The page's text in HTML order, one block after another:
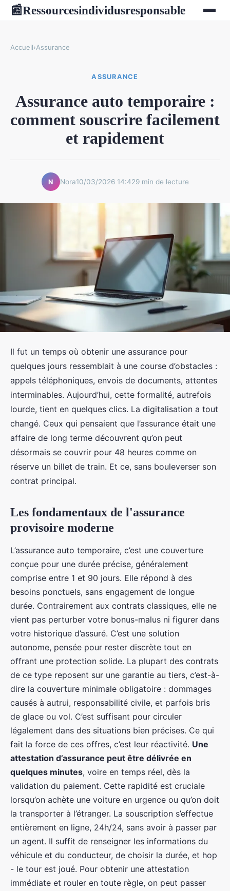
📰Ressourcesindividusresponsable
Accueil›Assurance
ASSURANCE
Assurance auto temporaire :
comment souscrire facilement
et rapidement
N Nora10/03/2026 14:429 min de lecture
Il fut un temps où obtenir une assurance pour
quelques jours ressemblait à une course d’obstacles :
appels téléphoniques, envois de documents, attentes
interminables. Aujourd’hui, cette formalité, autrefois
lourde, tient en quelques clics. La digitalisation a tout
changé. Ceux qui pensaient que l’assurance était une
affaire de long terme découvrent qu’on peut
désormais se couvrir pour 48 heures comme on
réserve un billet de train. Et ce, sans bouleverser son
contrat principal.
Les fondamentaux de l'assurance
provisoire moderne
L’assurance auto temporaire, c’est une couverture
conçue pour une durée précise, généralement
comprise entre 1 et 90 jours. Elle répond à des
besoins ponctuels, sans engagement de longue
durée. Contrairement aux contrats classiques, elle ne
vient pas perturber votre bonus-malus ni figurer dans
votre historique d’assuré. C’est une solution
autonome, pensée pour rester discrète tout en
offrant une protection solide. La plupart des contrats
de ce type reposent sur une garantie au tiers, c’est-à-
dire la couverture minimale obligatoire : dommages
causés à autrui, responsabilité civile, et parfois bris
de glace ou vol. C’est suffisant pour circuler
légalement dans des situations bien précises. Ce qui
fait la force de ces offres, c’est leur réactivité. Une
attestation d’assurance peut être délivrée en
quelques minutes, voire en temps réel, dès la
validation du paiement. Cette rapidité est cruciale
lorsqu’on achète une voiture en urgence ou qu’on doit
la transporter à l’étranger. La souscription s’effectue
entièrement en ligne, 24h/24, sans avoir à passer par
un agent. Il suffit de renseigner les informations du
véhicule et du conducteur, de choisir la durée, et hop
- le tour est joué. Pour obtenir une attestation
immédiate et rouler en toute règle, on peut passer